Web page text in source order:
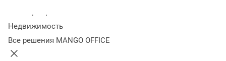
Недвижимость
Все решения MANGO OFFICE
стратегическом
сотрудничестве